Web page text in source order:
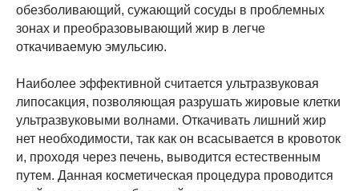
обезболивающий, сужающий сосуды в проблемных
зонах и преобразовывающий жир в легче
откачиваемую эмульсию.
Наиболее эффективной считается ультразвуковая
липосакция, позволяющая разрушать жировые клетки
ультразвуковыми волнами. Откачивать лишний жир
нет необходимости, так как он всасывается в кровоток
и, проходя через печень, выводится естественным
путем. Данная косметическая процедура проводится